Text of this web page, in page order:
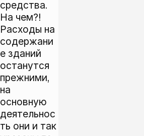
средства.
На чем?!
Расходы на
содержани
е зданий
останутся
прежними,
на
основную
деятельнос
ть они и так